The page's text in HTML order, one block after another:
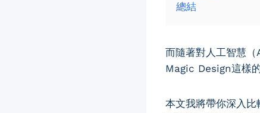
總結
而隨著對人工智慧
Magic Design這樣
本文我將帶你深入